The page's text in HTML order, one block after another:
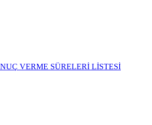
VERME SÜRELERİ LİSTESİ